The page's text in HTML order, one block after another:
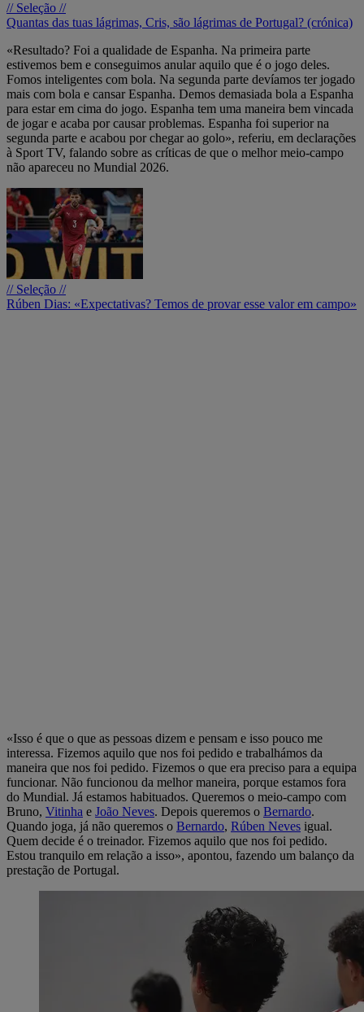
// Seleção //
Quantas das tuas lágrimas, Cris, são lágrimas de Portugal? (crónica)
«Resultado? Foi a qualidade de Espanha. Na primeira parte
estivemos bem e conseguimos anular aquilo que é o jogo deles.
Fomos inteligentes com bola. Na segunda parte devíamos ter jogado
mais com bola e cansar Espanha. Demos demasiada bola a Espanha
para estar em cima do jogo. Espanha tem uma maneira bem vincada
de jogar e acaba por causar problemas. Espanha foi superior na
segunda parte e acabou por chegar ao golo», referiu, em declarações
à Sport TV, falando sobre as críticas de que o melhor meio-campo
não apareceu no Mundial 2026.
// Seleção //
Rúben Dias: «Expectativas? Temos de provar esse valor em campo»
«Isso é que o que as pessoas dizem e pensam e isso pouco me
interessa. Fizemos aquilo que nos foi pedido e trabalhámos da
maneira que nos foi pedido. Fizemos o que era preciso para a equipa
funcionar. Não funcionou da melhor maneira, porque estamos fora
do Mundial. Já estamos habituados. Queremos o meio-campo com
Bruno, Vitinha e João Neves. Depois queremos o Bernardo.
Quando joga, já não queremos o Bernardo, Rúben Neves igual.
Quem decide é o treinador. Fizemos aquilo que nos foi pedido.
Estou tranquilo em relação a isso», apontou, fazendo um balanço da
prestação de Portugal.